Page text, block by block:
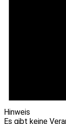
Hinweis
Es gibt keine